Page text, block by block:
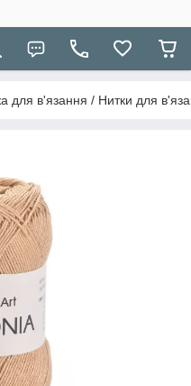
для в'язання / Нитки для